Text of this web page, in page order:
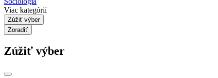
Viac kategórií
Zúžiť výber
Zoradiť
Zúžiť výber